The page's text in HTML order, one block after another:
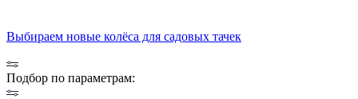
Выбираем новые колёса для садовых тачек
Подбор по параметрам: